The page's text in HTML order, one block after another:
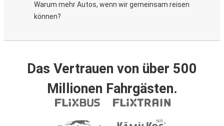
Warum mehr Autos, wenn wir gemeinsam reisen
können?
Das Vertrauen von über 500
Millionen Fahrgästen.